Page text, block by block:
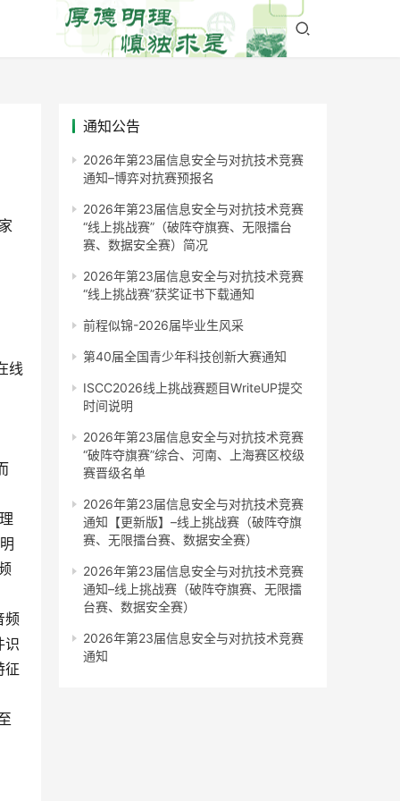
线
频
识
征
通知公告
2026年第23届信息安全与对抗技术竞赛
通知–博弈对抗赛预报名
2026年第23届信息安全与对抗技术竞赛
“线上挑战赛”（破阵夺旗赛、无限擂台
赛、数据安全赛）简况
2026年第23届信息安全与对抗技术竞赛
“线上挑战赛”获奖证书下载通知
前程似锦-2026届毕业生风采
第40届全国青少年科技创新大赛通知
ISCC2026线上挑战赛题目WriteUP提交
时间说明
2026年第23届信息安全与对抗技术竞赛
“破阵夺旗赛”综合、河南、上海赛区校级
赛晋级名单
2026年第23届信息安全与对抗技术竞赛
通知【更新版】–线上挑战赛（破阵夺旗
赛、无限擂台赛、数据安全赛）
2026年第23届信息安全与对抗技术竞赛
通知–线上挑战赛（破阵夺旗赛、无限擂
台赛、数据安全赛）
2026年第23届信息安全与对抗技术竞赛
通知